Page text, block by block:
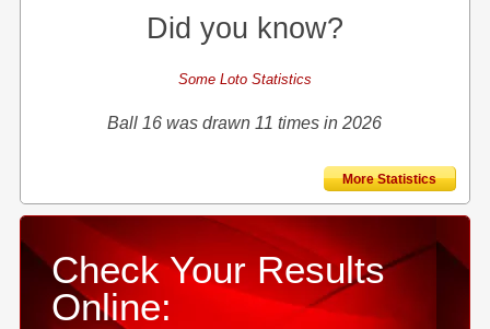
Did you know?
Some Loto Statistics
Ball 16 was drawn 11 times in 2026
More Statistics
Check Your Results
Online: